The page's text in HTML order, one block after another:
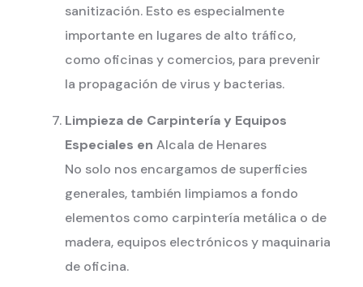
sanitización. Esto es especialmente
importante en lugares de alto tráfico,
como oficinas y comercios, para prevenir
la propagación de virus y bacterias.
Limpieza de Carpintería y Equipos
Especiales en Alcala de Henares
No solo nos encargamos de superficies
generales, también limpiamos a fondo
elementos como carpintería metálica o de
madera, equipos electrónicos y maquinaria
de oficina.